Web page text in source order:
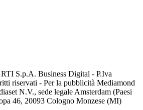
RTI S.p.A. Business Digital - P.Iva
riservati - Per la pubblicità Mediamond
N.V., sede legale Amsterdam (Paesi
46, 20093 Cologno Monzese (MI)